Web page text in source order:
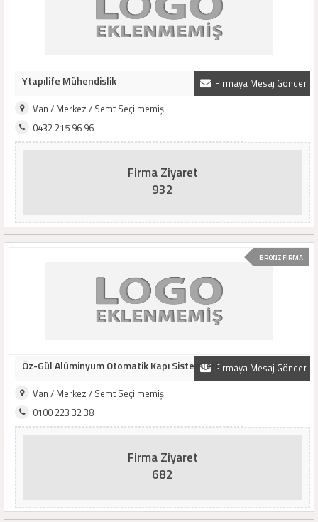
Firmaya Mesaj Gönder
Ytapılife Mühendislik
Van / Merkez / Semt Seçilmemiş
0432 215 96 96
Firma Ziyaret
932
BRONZ FİRMA
Firmaya Mesaj Gönder
Öz-Gül Alüminyum Otomatik Kapı Sistemleri
Van / Merkez / Semt Seçilmemiş
0100 223 32 38
Firma Ziyaret
682